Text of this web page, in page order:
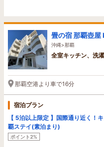
畳の宿 那覇壺屋
沖縄>那覇
全室キッチン、洗
那覇空港より車で16分
宿泊プラン
【 5泊以上限定 】国際通り近く！
覇ステイ(素泊まり)
ポイント2%